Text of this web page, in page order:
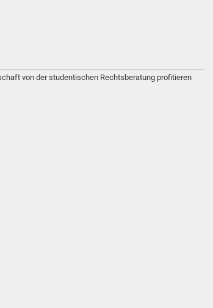
von der studentischen Rechtsberatung profitieren